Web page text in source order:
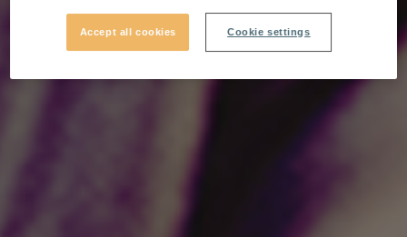
Accept all cookies Cookie settings